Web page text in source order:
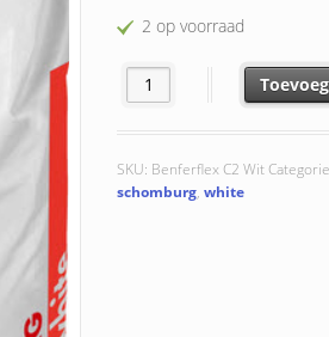
was:
2 op voorraad
Schomburg Monoflex White
SKU: Benferflex C2 Wit
schomburg, white